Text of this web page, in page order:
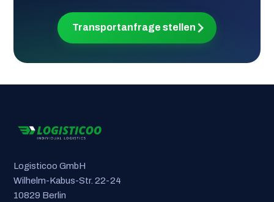
Transportanfrage stellen
Logisticoo GmbH
Wilhelm-Kabus-Str. 22-24
10829 Berlin